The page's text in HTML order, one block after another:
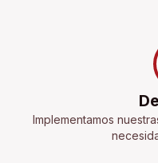
Implementamos